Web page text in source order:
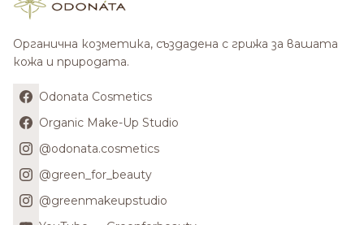
Органична козметика, създадена с грижа за вашата
кожа и природата.
Odonata Cosmetics
Organic Make-Up Studio
@odonata.cosmetics
@green_for_beauty
@greenmakeupstudio